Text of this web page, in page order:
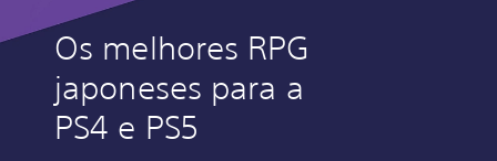
Os melhores RPG
japoneses para a
PS4 e PS5